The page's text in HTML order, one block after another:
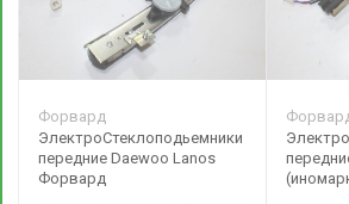
Форвард
ЭлектроСтеклоподьемники
передние Daewoo Lanos
Форвард